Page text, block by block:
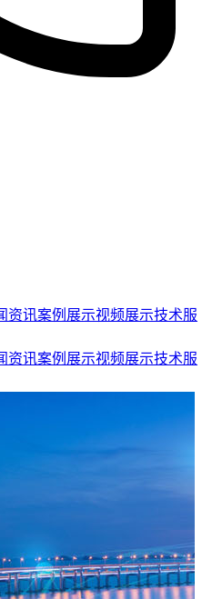
资讯案例展示视频展示技术服
资讯案例展示视频展示技术服